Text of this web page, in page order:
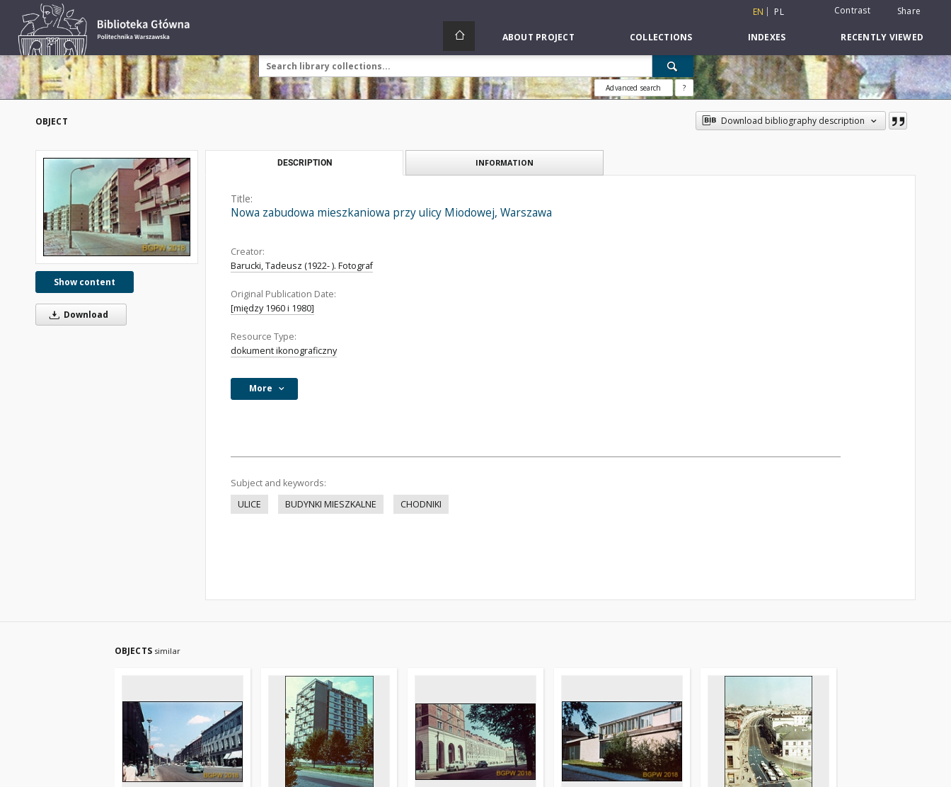
EN PL Contrast Share
ABOUT PROJECT COLLECTIONS INDEXES RECENTLY VIEWED
Advanced search ?
OBJECT Download bibliography description
Show content
Download
DESCRIPTION INFORMATION
Title:
Nowa zabudowa mieszkaniowa przy ulicy Miodowej, Warszawa
Creator:
Barucki, Tadeusz (1922- ). Fotograf
Original Publication Date:
[między 1960 i 1980]
Resource Type:
dokument ikonograficzny
More
Subject and keywords:
ULICE
BUDYNKI MIESZKALNE CHODNIKI
OBJECTS similar